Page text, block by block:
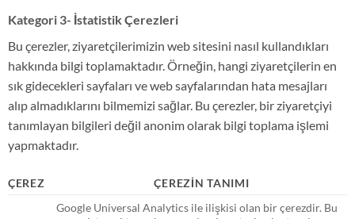
Kategori 3- İstatistik Çerezleri
Bu çerezler, ziyaretçilerimizin web sitesini nasıl kullandıkları
hakkında bilgi toplamaktadır. Örneğin, hangi ziyaretçilerin en
sık gidecekleri sayfaları ve web sayfalarından hata mesajları
alıp almadıklarını bilmemizi sağlar. Bu çerezler, bir ziyaretçiyi
tanımlayan bilgileri değil anonim olarak bilgi toplama işlemi
yapmaktadır.
ÇEREZ ÇEREZİN TANIMI
Google Universal Analytics ile ilişkisi olan bir çerezdir. Bu